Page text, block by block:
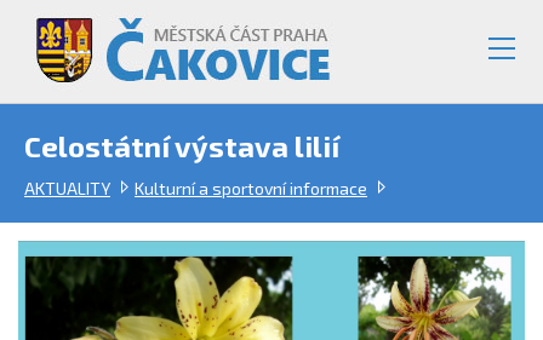
Celostátní výstava lilií
AKTUALITY Kulturní a sportovní informace